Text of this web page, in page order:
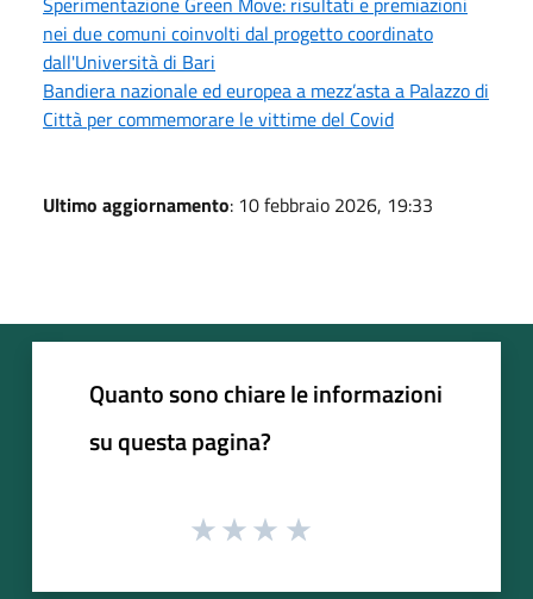
nei due comuni coinvolti dal progetto coordinato
dall'Università di Bari
Bandiera nazionale ed europea a mezz’asta a Palazzo di
Città per commemorare le vittime del Covid
Ultimo aggiornamento: 10 febbraio 2026, 19:33
Quanto sono chiare le informazioni
su questa pagina?